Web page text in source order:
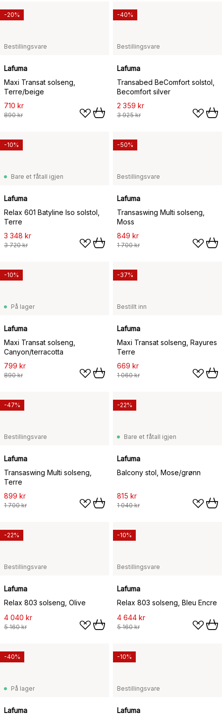
Bestillingsvare
Lafuma
Maxi Transat solseng,
Terre/beige
710 kr
890 kr
-20%
Bestillingsvare
Lafuma
Transabed BeComfort solstol,
Becomfort silver
2 359 kr
3 925 kr
-40%
Bare et fåtall igjen
Lafuma
Relax 601 Batyline Iso solstol,
Terre
3 348 kr
3 720 kr
-10%
Bestillingsvare
Lafuma
Transaswing Multi solseng,
Moss
849 kr
1 700 kr
-50%
På lager
Lafuma
Maxi Transat solseng,
Canyon/terracotta
799 kr
890 kr
-10%
Bestillt inn
Lafuma
Maxi Transat solseng, Rayures
Terre
669 kr
1 060 kr
-37%
Bestillingsvare
Lafuma
Transaswing Multi solseng,
Terre
899 kr
1 700 kr
-47%
Bare et fåtall igjen
Lafuma
Balcony stol, Mose/grønn
815 kr
1 040 kr
-22%
Bestillingsvare
Lafuma
Relax 803 solseng, Olive
4 040 kr
5 160 kr
-22%
Bestillingsvare
Lafuma
Relax 803 solseng, Bleu Encre
4 644 kr
5 160 kr
-10%
På lager
Lafuma
-40%
Bestillingsvare
Lafuma
-10%